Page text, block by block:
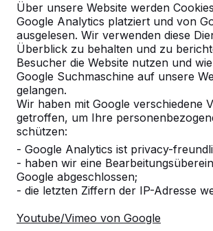
Über unsere Website werden
Google Analytics platziert und von
ausgelesen. Wir verwenden diese
Überblick zu behalten und zu
Besucher die Website nutzen und
Google Suchmaschine auf unsere
gelangen.
Wir haben mit Google verschiedene
getroffen, um Ihre
schützen:
- Google Analytics ist privacy-
- haben wir eine
Google abgeschlossen;
- die letzten Ziffern der IP-Adresse
Youtube/Vimeo von Google
Unsere Produkte finden Sie in
und darüber hinaus. Sehen Sie
ein HeBlad-Produkt in Ihrer Nähe
Produkt
Alles anzeigen
Kategorie
Alles anzeigen
Ort oder Postleitzahl suchen